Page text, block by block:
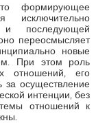
формирующее
исключительно
и последующей
переосмысляет
новые
При этом роль
отношений, его
за осуществление
интенции, без
отношений к